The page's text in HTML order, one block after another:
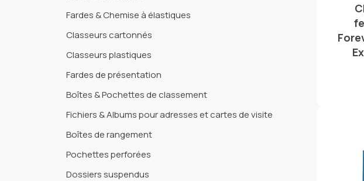
Fardes & Chemise à élastiques
Classeurs cartonnés
Classeurs plastiques
Fardes de présentation
Boîtes & Pochettes de classement
Fichiers & Albums pour adresses et cartes de visite
Boîtes de rangement
Pochettes perforées
Dossiers suspendus